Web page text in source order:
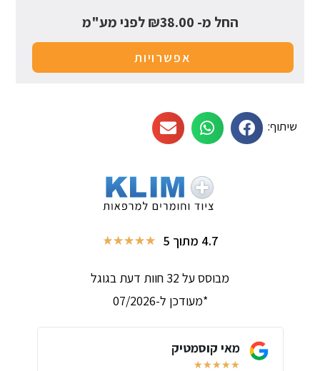
החל מ- ₪38.00 לפני מע"מ
אפשרויות
שיתוף:
4.7 מתוך 5 ★
★
★
★
★
מבוסס על 32 חוות דעת בגוגל
*מעודכן ל-07/2026
מאי קוסמטיק
★
★
★
★
★